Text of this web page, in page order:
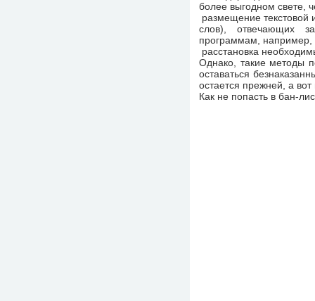
более выгодном свете,
размещение текстовой
слов), отвечающих
программам, например,
расстановка
Однако, такие методы
оставаться
остается прежней, а
Как не попасть в бан-